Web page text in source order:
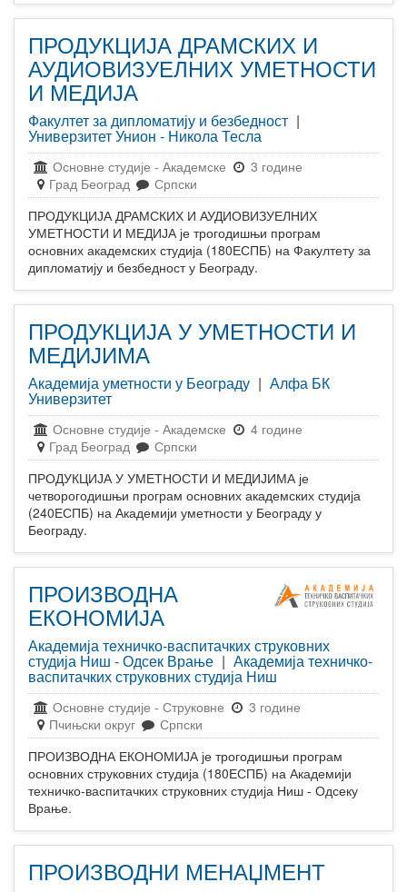
ПРОДУКЦИЈА ДРАМСКИХ И
АУДИОВИЗУЕЛНИХ УМЕТНОСТИ
И МЕДИЈА
Факултет за дипломатију и безбедност |
Универзитет Унион - Никола Тесла
Основне студије - Академске
3 године
Град Београд
Српски
ПРОДУКЦИЈА ДРАМСКИХ И АУДИОВИЗУЕЛНИХ
УМЕТНОСТИ И МЕДИЈА је трогодишњи програм
основних академских студија (180ЕСПБ) на Факултету за
дипломатију и безбедност у Београду.
ПРОДУКЦИЈА У УМЕТНОСТИ И
МЕДИЈИМА
Академија уметности у Београду | Алфа БК
Универзитет
Основне студије - Академске
4 године
Град Београд
Српски
ПРОДУКЦИЈА У УМЕТНОСТИ И МЕДИЈИМА је
четворогодишњи програм основних академских студија
(240ЕСПБ) на Академији уметности у Београду у
Београду.
ПРОИЗВОДНА
ЕКОНОМИЈА
Академија техничко-васпитачких струковних
студија Ниш - Одсек Врање | Академија техничко-
васпитачких струковних студија Ниш
Основне студије - Струковне
3 године
Пчињски округ
Српски
ПРОИЗВОДНА ЕКОНОМИЈА је трогодишњи програм
основних струковних студија (180ЕСПБ) на Академији
техничко-васпитачких струковних студија Ниш - Одсеку
Врање.
ПРОИЗВОДНИ МЕНАЏМЕНТ